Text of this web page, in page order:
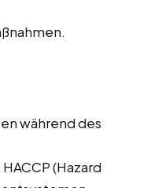
während des
(Hazard